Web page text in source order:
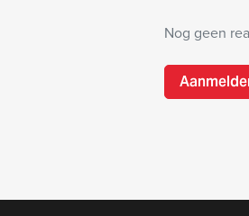
Nog geen